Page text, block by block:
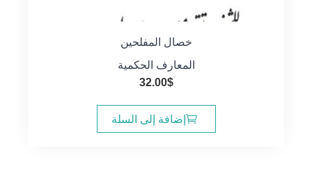
خصال المفلحين
المعارف الحكمية
32.00$
إضافة إلى السلة